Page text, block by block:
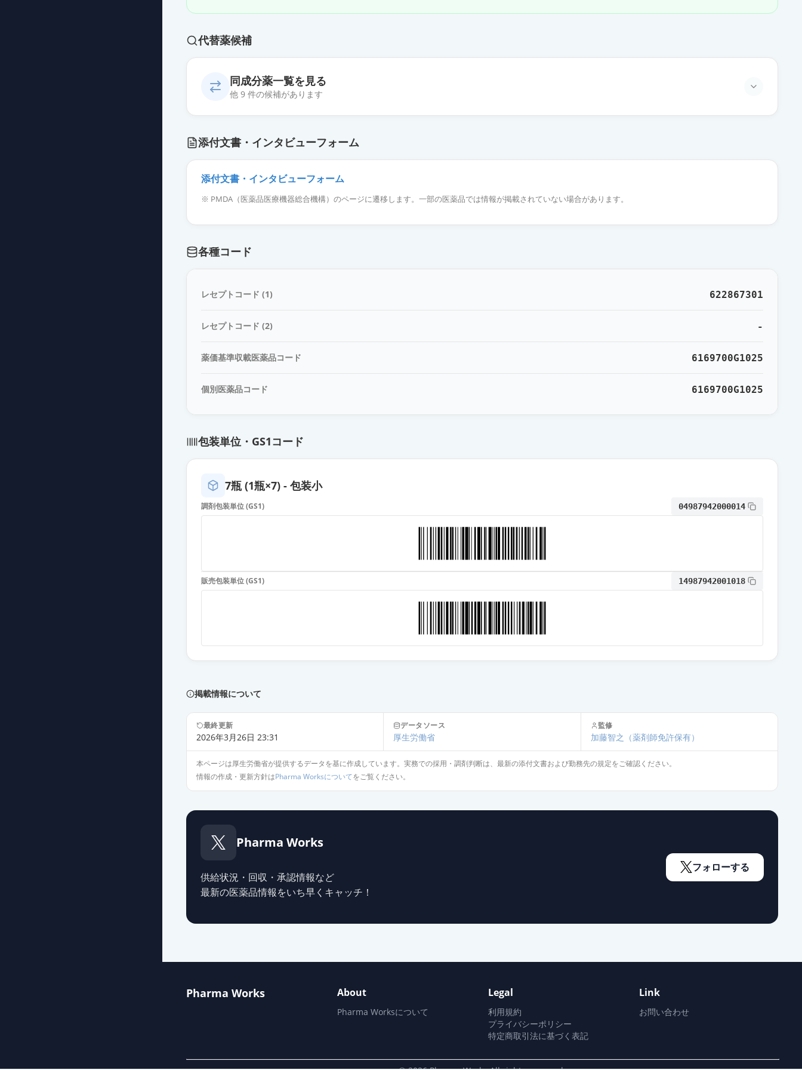
代替薬候補
同成分薬一覧を見る
他 9 件の候補があります
薬価 347 円
アミカシン硫酸塩注射液100mg「日医工」
アミカシン硫酸塩注射液100mg「SW」
薬価 453 円
アミカシン硫酸塩注射液100mg「明治」
アミカシン硫酸塩注射液200mg「明治」
薬価 671 円
アミカシン硫酸塩注200mg「NP」
薬価 686 円
通常出荷
添付文書・インタビューフォーム
添付文書・インタビューフォーム
※ PMDA（医薬品医療機器総合機構）のページに遷移します。一部の医薬品では情報が掲載されていない場合があります。
各種コード
レセプトコード (1) 622867301
レセプトコード (2) -
薬価基準収載医薬品コード 6169700G1025
個別医薬品コード 6169700G1025
包装単位・GS1コード
7瓶 (1瓶×7) - 包装小
調剤包装単位 (GS1) 04987942000014
販売包装単位 (GS1) 14987942001018
掲載情報について
最終更新
2026年3月26日 23:31
データソース
厚生労働省
監修
加藤智之 （薬剤師免許保有）
本ページは厚生労働省が提供するデータを基に作成しています。実務での採用・調剤判断は、最新の添付文書および勤務先の規定をご確認ください。
情報の作成・更新方針はPharma Worksについてをご覧ください。
Pharma Works
供給状況・回収・承認情報など
最新の医薬品情報をいち早くキャッチ！
フォローする
Pharma Works About
Pharma Worksについて
Legal
利用規約
プライバシーポリシー
特定商取引法に基づく表記
Link
お問い合わせ